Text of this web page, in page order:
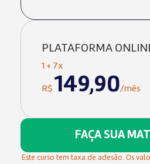
PLATAFORMA
1 + 7x
R$ 149,90/mês
FAÇA SUA
Este curso tem taxa de adesão. Os